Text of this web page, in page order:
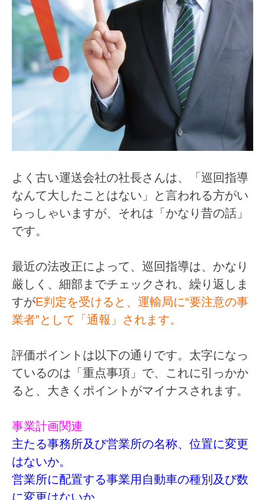
よく古い運送会社の社長さんは、「巡回指導
なんて大したことはない」と言われる方がい
らっしゃいますが、それは「かなり昔の話」
です。
最近の法改正によって、巡回指導は、かなり
厳しく、細部までチェックされ、繰り返しま
すがE判定を受けると、運輸局に“要注意の事
業者”として「通報」されます。
評価ポイントは以下の通りです。太字になっ
ているのは「重点事項」で、これに引っかか
ると、大きくポイントがマイナスされます。
事業計画関連
主たる事務所及び営業所の名称、位置に変更
はないか。
営業所に配置する事業用自動車の種別及び数
に変更はないか。